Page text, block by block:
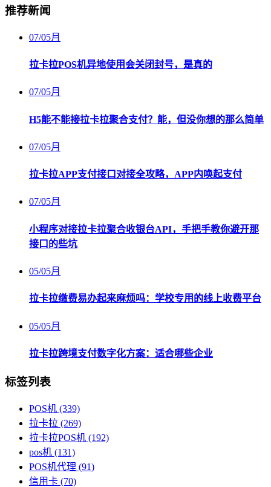
推荐新闻
07/05月
拉卡拉POS机异地使用会关闭封号，是真的
07/05月
H5能不能接拉卡拉聚合支付？能，但没你想的那么简单
07/05月
拉卡拉APP支付接口对接全攻略，APP内唤起支付
07/05月
小程序对接拉卡拉聚合收银台API，手把手教你避开那
接口的些坑
05/05月
拉卡拉缴费易办起来麻烦吗：学校专用的线上收费平台
05/05月
拉卡拉跨境支付数字化方案：适合哪些企业
标签列表
POS机 (339)
拉卡拉 (269)
拉卡拉POS机 (192)
pos机 (131)
POS机代理 (91)
信用卡 (70)